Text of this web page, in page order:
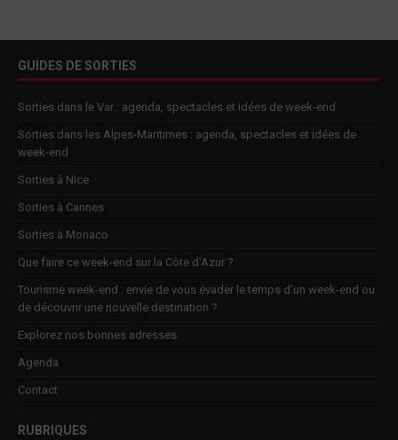
GUIDES DE SORTIES
Sorties dans le Var : agenda, spectacles et idées de week-end
Sorties dans les Alpes-Maritimes : agenda, spectacles et idées de
week-end
Sorties à Nice
Sorties à Cannes
Sorties à Monaco
Que faire ce week-end sur la Côte d’Azur ?
Tourisme week-end : envie de vous évader le temps d’un week-end ou
de découvrir une nouvelle destination ?
Explorez nos bonnes adresses
Agenda
Contact
RUBRIQUES